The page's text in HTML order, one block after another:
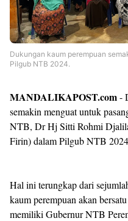
Dukungan kaum perempuan
Pilgub NTB 2024.
MANDALIKAPOST.com-
semakin menguat untuk
NTB, Dr Hj Sitti Rohmi
Firin) dalam Pilgub NTB
Hal ini terungkap dari
kaum perempuan akan
memiliki Gubernur NTB